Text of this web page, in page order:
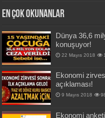
En Çok okunanlar
Dünya 36,6
konuşuyor!
22 Mayıs 2018
Ekonomi
açıklaması!
9 Mayıs 2018
Ekonomi